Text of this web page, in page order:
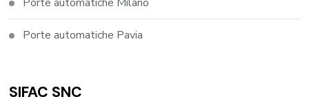
Porte automatiche Pavia
SIFAC SNC